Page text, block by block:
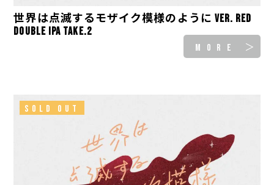
世界は点滅するモザイク模様のように ver. Red
Double IPA take.2
MORE ＞
SOLD OUT